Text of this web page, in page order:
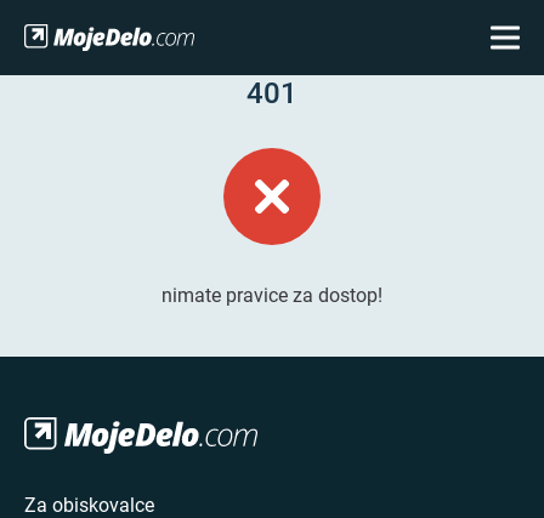
401
nimate pravice za dostop!
Za obiskovalce